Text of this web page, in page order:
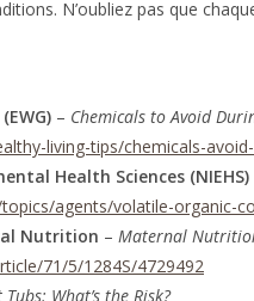
N’oubliez pas que
– Chemicals to Avoid
living-tips/chemicals-
Health Sciences (NIEHS)
agents/volatile-organic-
Nutrition – Maternal
71/5/1284S/4729492
What’s the Risk?